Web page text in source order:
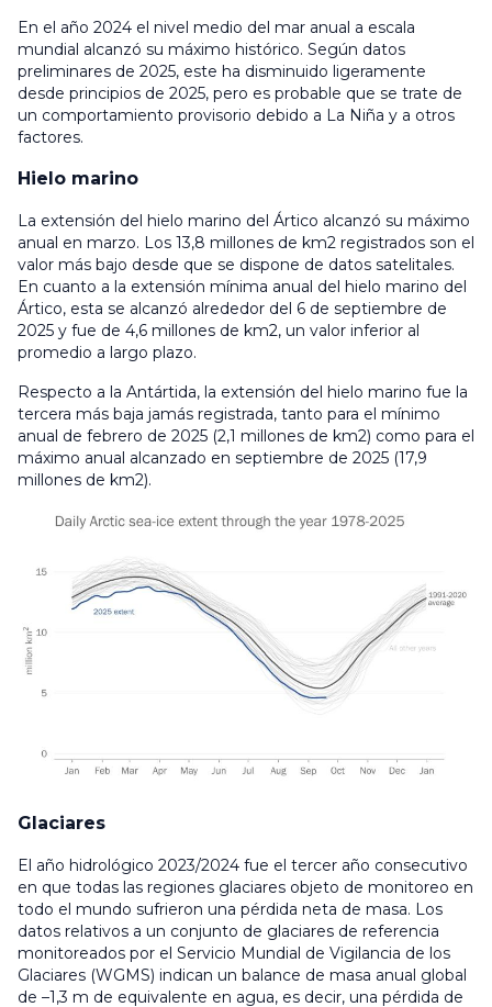
En el año 2024 el nivel medio del mar anual a escala
mundial alcanzó su máximo histórico. Según datos
preliminares de 2025, este ha disminuido ligeramente
desde principios de 2025, pero es probable que se trate de
un comportamiento provisorio debido a La Niña y a otros
factores.
Hielo marino
La extensión del hielo marino del Ártico alcanzó su máximo
anual en marzo. Los 13,8 millones de km2 registrados son el
valor más bajo desde que se dispone de datos satelitales.
En cuanto a la extensión mínima anual del hielo marino del
Ártico, esta se alcanzó alrededor del 6 de septiembre de
2025 y fue de 4,6 millones de km2, un valor inferior al
promedio a largo plazo.
Respecto a la Antártida, la extensión del hielo marino fue la
tercera más baja jamás registrada, tanto para el mínimo
anual de febrero de 2025 (2,1 millones de km2) como para el
máximo anual alcanzado en septiembre de 2025 (17,9
millones de km2).
Glaciares
El año hidrológico 2023/2024 fue el tercer año consecutivo
en que todas las regiones glaciares objeto de monitoreo en
todo el mundo sufrieron una pérdida neta de masa. Los
datos relativos a un conjunto de glaciares de referencia
monitoreados por el Servicio Mundial de Vigilancia de los
Glaciares (WGMS) indican un balance de masa anual global
de –1,3 m de equivalente en agua, es decir, una pérdida de